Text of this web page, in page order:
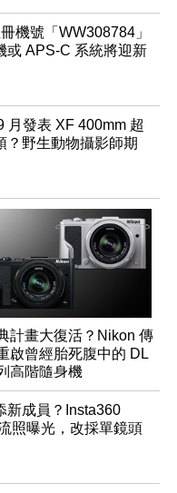
機號「WW308784」
或 APS-C 系統將迎新
月發表 XF 400mm 超
？野生動物攝影師期
計畫大復活？Nikon 傳
啟曾經胎死腹中的 DL
高階隨身機
新成員？Insta360
照曝光，改採單鏡頭